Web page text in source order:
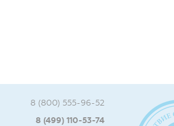
8 (800) 555-96-52
8 (499) 110-53-74